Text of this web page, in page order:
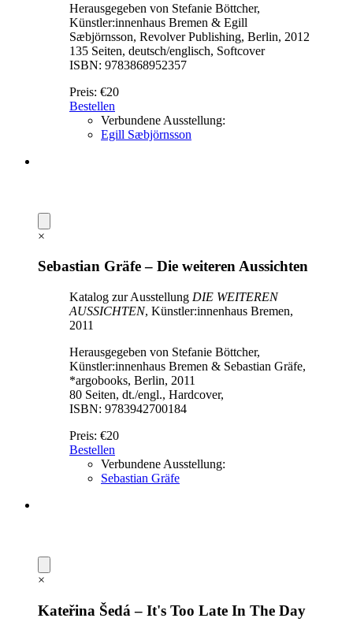
Herausgegeben von Stefanie Böttcher,
Künstler:innenhaus Bremen & Egill
Sæbjörnsson, Revolver Publishing, Berlin, 2012
135 Seiten, deutsch/englisch, Softcover
ISBN: 9783868952357
Preis: €20
Bestellen
Verbundene Ausstellung:
Egill Sæbjörnsson
×
Sebastian Gräfe – Die weiteren Aussichten
Katalog zur Ausstellung DIE WEITEREN
AUSSICHTEN, Künstler:innenhaus Bremen,
2011
Herausgegeben von Stefanie Böttcher,
Künstler:innenhaus Bremen & Sebastian Gräfe,
*argobooks, Berlin, 2011
80 Seiten, dt./engl., Hardcover,
ISBN: 9783942700184
Preis: €20
Bestellen
Verbundene Ausstellung:
Sebastian Gräfe
×
Kateřina Šedá – It's Too Late In The Day